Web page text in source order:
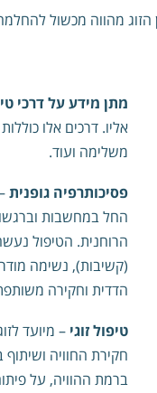
הזוג מהווה מכשול
מתן מידעעל דרכי
אליו. דרכים אלו
משלימה ועוד.
פסיכותרפיה גופנית
החל במחשבות
הרוחנית. הטיפול
(קשיבות), נשימה
הדדית וחקירה
טיפול זוגי – מיועד
חקירת החוויה
ברמת ההוויה, על